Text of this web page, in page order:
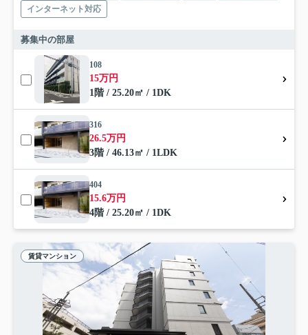
インターネット対応
募集中の部屋
108
15万円
1階 / 25.20㎡ / 1DK
316
26.5万円
3階 / 46.13㎡ / 1LDK
404
15.6万円
4階 / 25.20㎡ / 1DK
賃貸マンション